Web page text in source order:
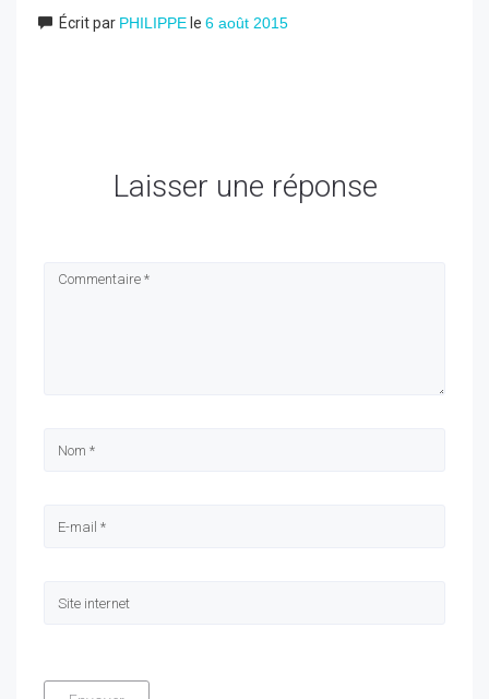
Écrit par PHILIPPE le 6 août 2015
Laisser une réponse